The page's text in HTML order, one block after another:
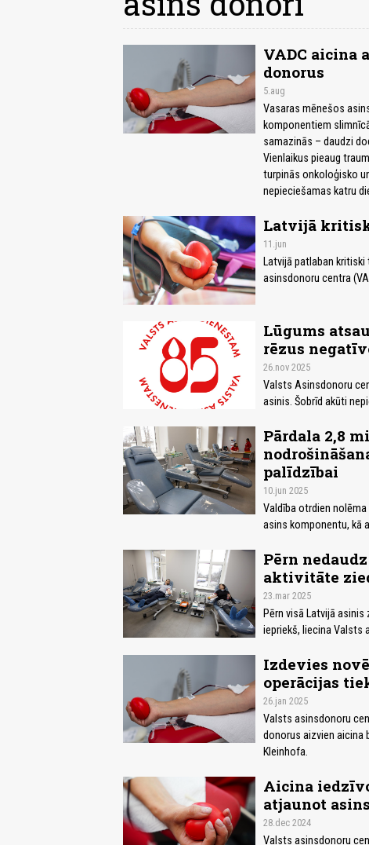
VADC aicina
donorus
5.aug
Vasaras mēnešos
komponentiem
samazinās – daudzi
Vienlaikus pieaug
turpinās onkoloģisko
nepieciešamas katru
Latvijā
11.jun
Latvijā patlaban
asinsdonoru centra
Lūgums
rēzus
26.nov 2025
Valsts Asinsdonoru
asinis. Šobrīd akūti
Pārdala 2,8
palīdzībai
10.jun 2025
Valdība otrdien
asins komponentu, kā
Pērn
aktivitāte
23.mar 2025
Pērn visā Latvijā asinis
iepriekš, liecina Valsts
Izdevies
operācijas
26.jan 2025
Valsts asinsdonoru
donorus aizvien aicina
Kleinhofa.
Aicina
atjaunot
28.dec 2024
Valsts asinsdonoru